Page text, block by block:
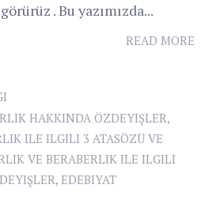
. Bu yazımızda...
READ MORE
HAKKINDA ÖZDEYIŞLER,
ILE ILGILI 3 ATASÖZÜ VE
VE BERABERLIK ILE ILGILI
, EDEBIYAT